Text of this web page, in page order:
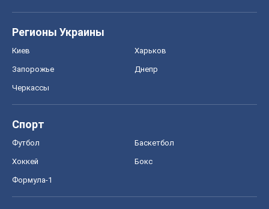
Регионы Украины
Киев Харьков
Запорожье Днепр
Черкассы
Спорт
Футбол Баскетбол
Хоккей Бокс
Формула-1